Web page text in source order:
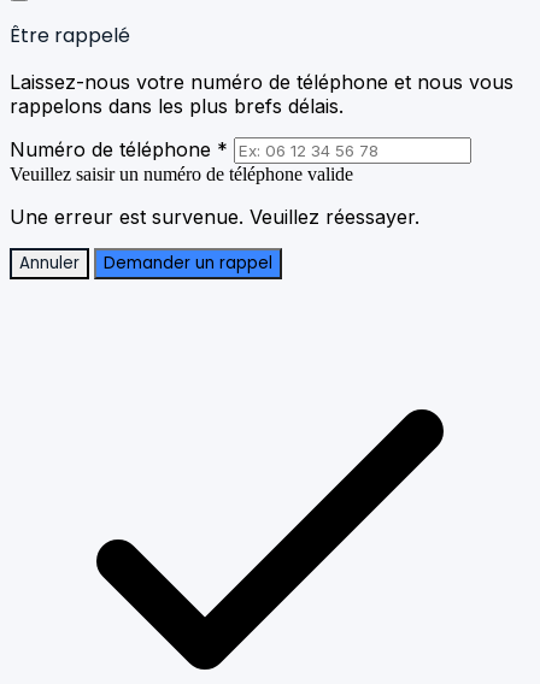
Être rappelé
Laissez-nous votre numéro de téléphone et nous vous
rappelons dans les plus brefs délais.
Numéro de téléphone *
Veuillez saisir un numéro de téléphone valide
Une erreur est survenue. Veuillez réessayer.
Annuler Demander un rappel